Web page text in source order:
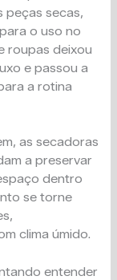
peças secas,
o uso no
roupas deixou
e passou a
a rotina
as secadoras
a preservar
dentro
se torne
clima úmido.
entender